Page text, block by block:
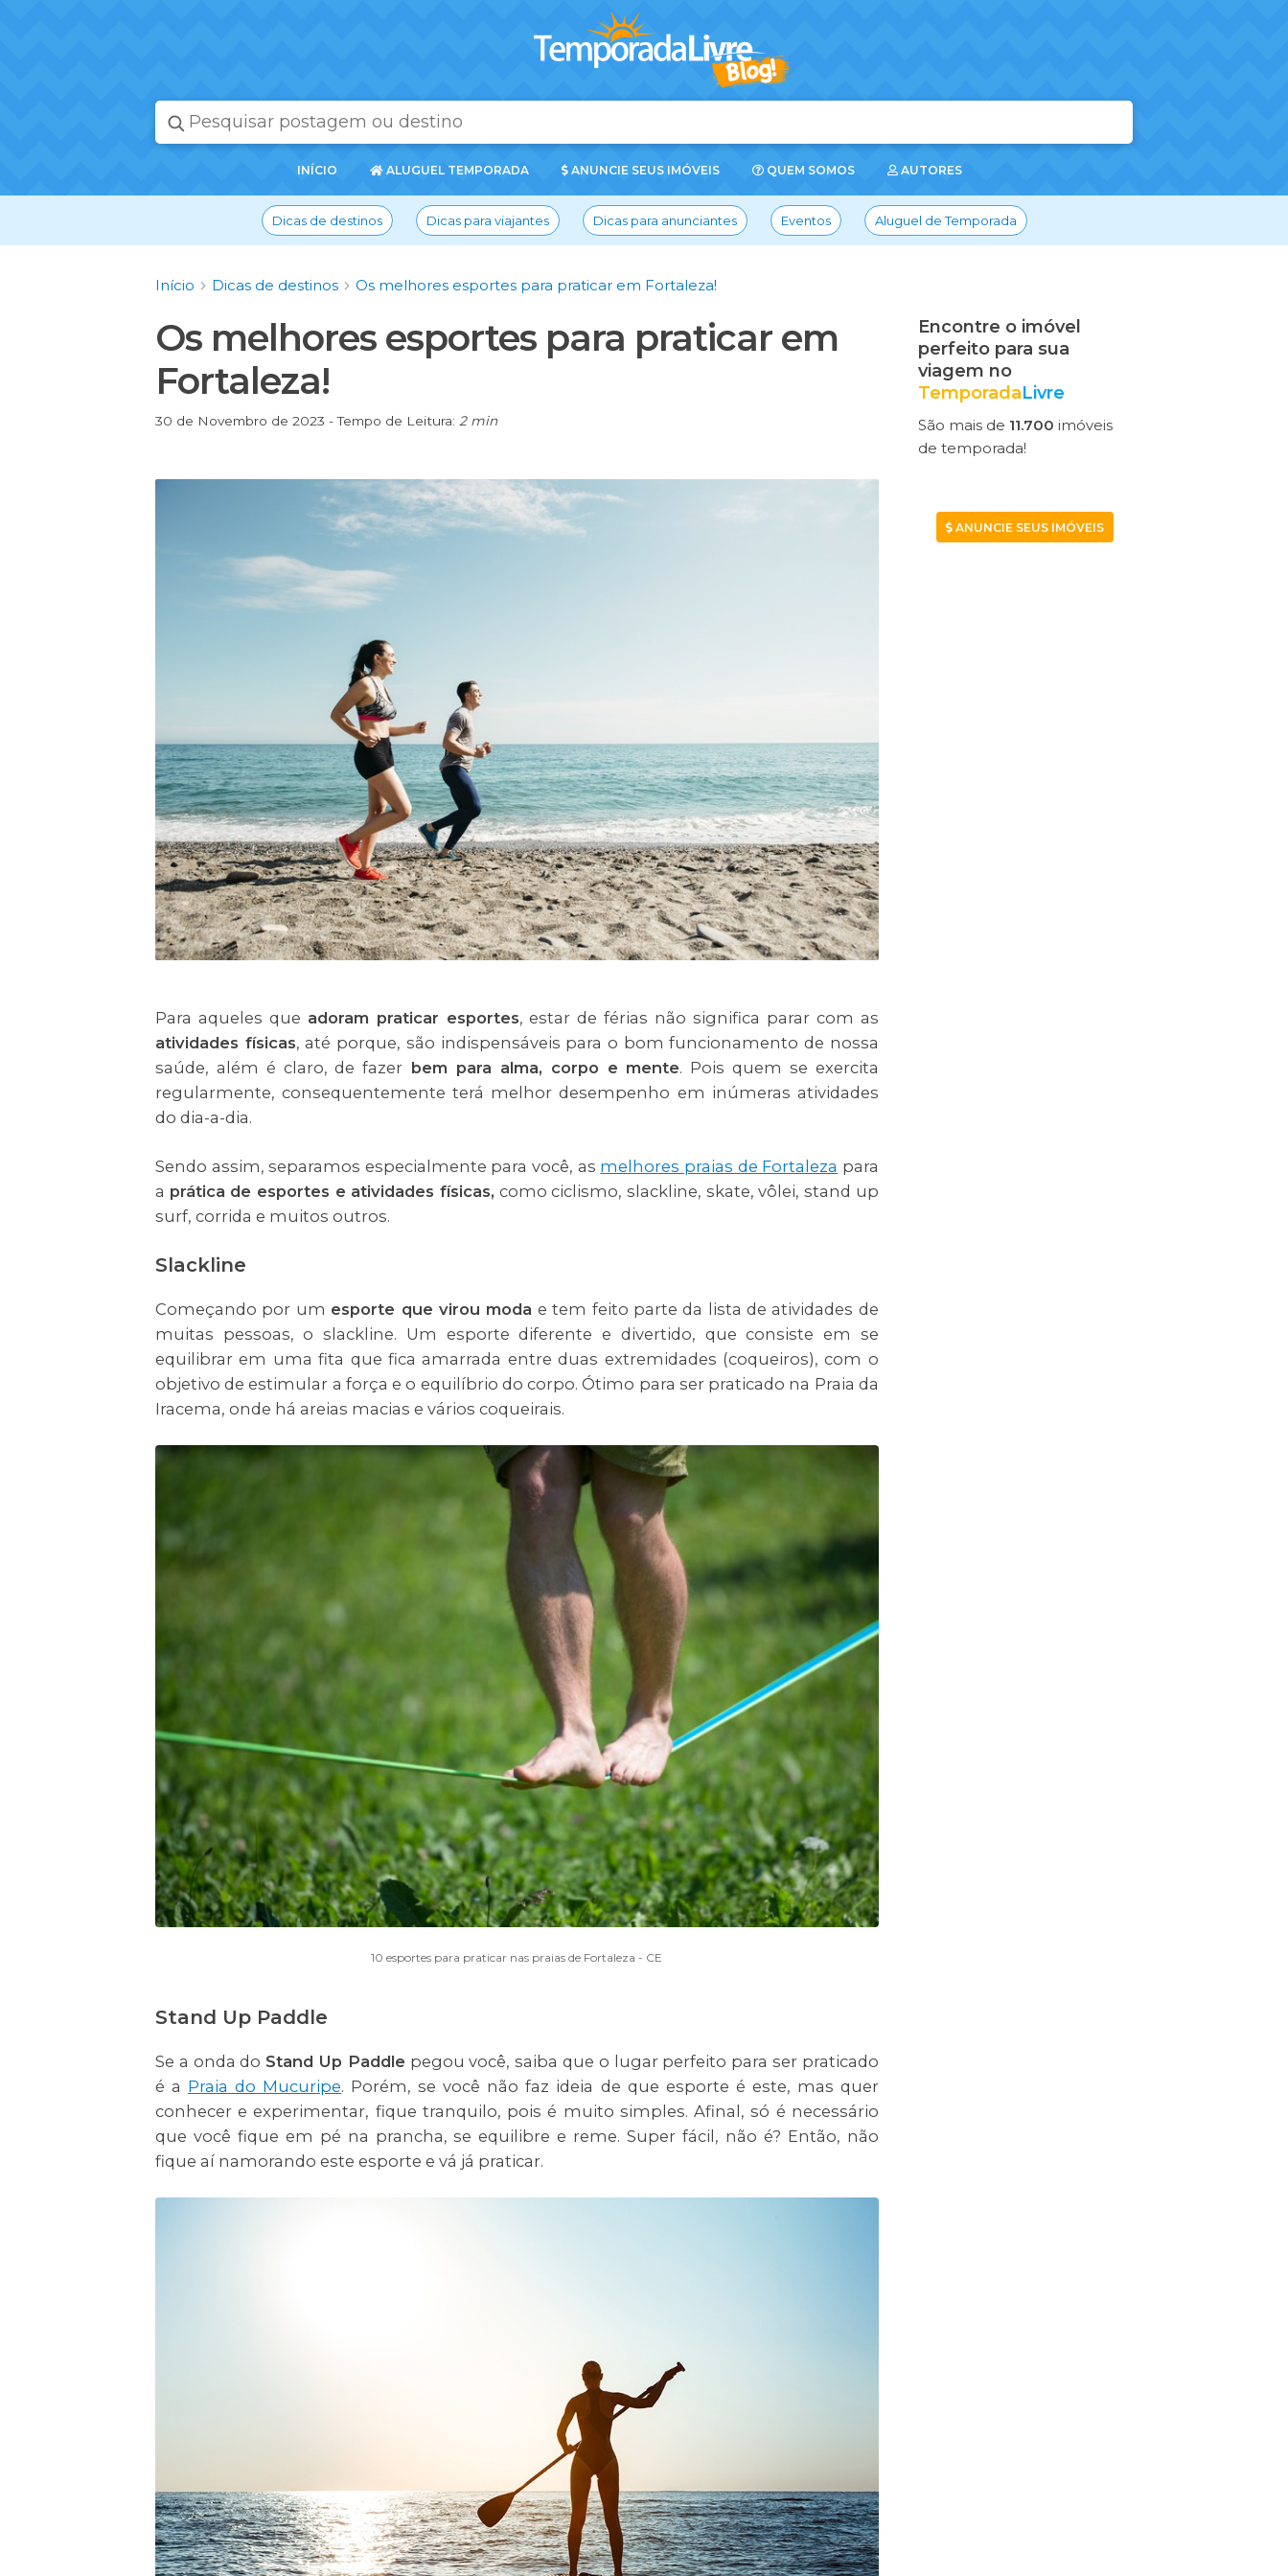
PÁGINA
INÍCIO ALUGUEL TEMPORADA ANUNCIE SEUS IMÓVEIS QUEM SOMOS AUTORES
Dicas de destinos Dicas para viajantes Dicas para anunciantes Eventos Aluguel de Temporada
Início Dicas de destinos Os melhores esportes para praticar em Fortaleza!
Os melhores esportes para praticar em
Fortaleza!
30 de Novembro de 2023 - Tempo de Leitura: 2 min
Para aqueles que adoram praticar esportes, estar de férias não significa parar com as
atividades físicas, até porque, são indispensáveis para o bom funcionamento de nossa
saúde, além é claro, de fazer bem para alma, corpo e mente. Pois quem se exercita
regularmente, consequentemente terá melhor desempenho em inúmeras atividades
do dia-a-dia.
Sendo assim, separamos especialmente para você, as melhores praias de Fortaleza para
a prática de esportes e atividades físicas, como ciclismo, slackline, skate, vôlei, stand up
surf, corrida e muitos outros.
Slackline
Começando por um esporte que virou moda e tem feito parte da lista de atividades de
muitas pessoas, o slackline. Um esporte diferente e divertido, que consiste em se
equilibrar em uma fita que fica amarrada entre duas extremidades (coqueiros), com o
objetivo de estimular a força e o equilíbrio do corpo. Ótimo para ser praticado na Praia da
Iracema, onde há areias macias e vários coqueirais.
10 esportes para praticar nas praias de Fortaleza - CE
Stand Up Paddle
Se a onda do Stand Up Paddle pegou você, saiba que o lugar perfeito para ser praticado
é a Praia do Mucuripe. Porém, se você não faz ideia de que esporte é este, mas quer
conhecer e experimentar, fique tranquilo, pois é muito simples. Afinal, só é necessário
que você fique em pé na prancha, se equilibre e reme. Super fácil, não é? Então, não
fique aí namorando este esporte e vá já praticar.
Encontre o imóvel
perfeito para sua
viagem no
TemporadaLivre
São mais de 11.700 imóveis
de temporada!
ANUNCIE SEUS IMÓVEIS